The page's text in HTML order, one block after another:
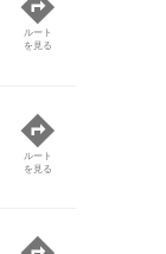
ルート
を見る
ルート
を見る